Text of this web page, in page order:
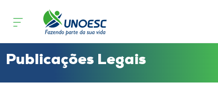
Cursos
Publicações Legais